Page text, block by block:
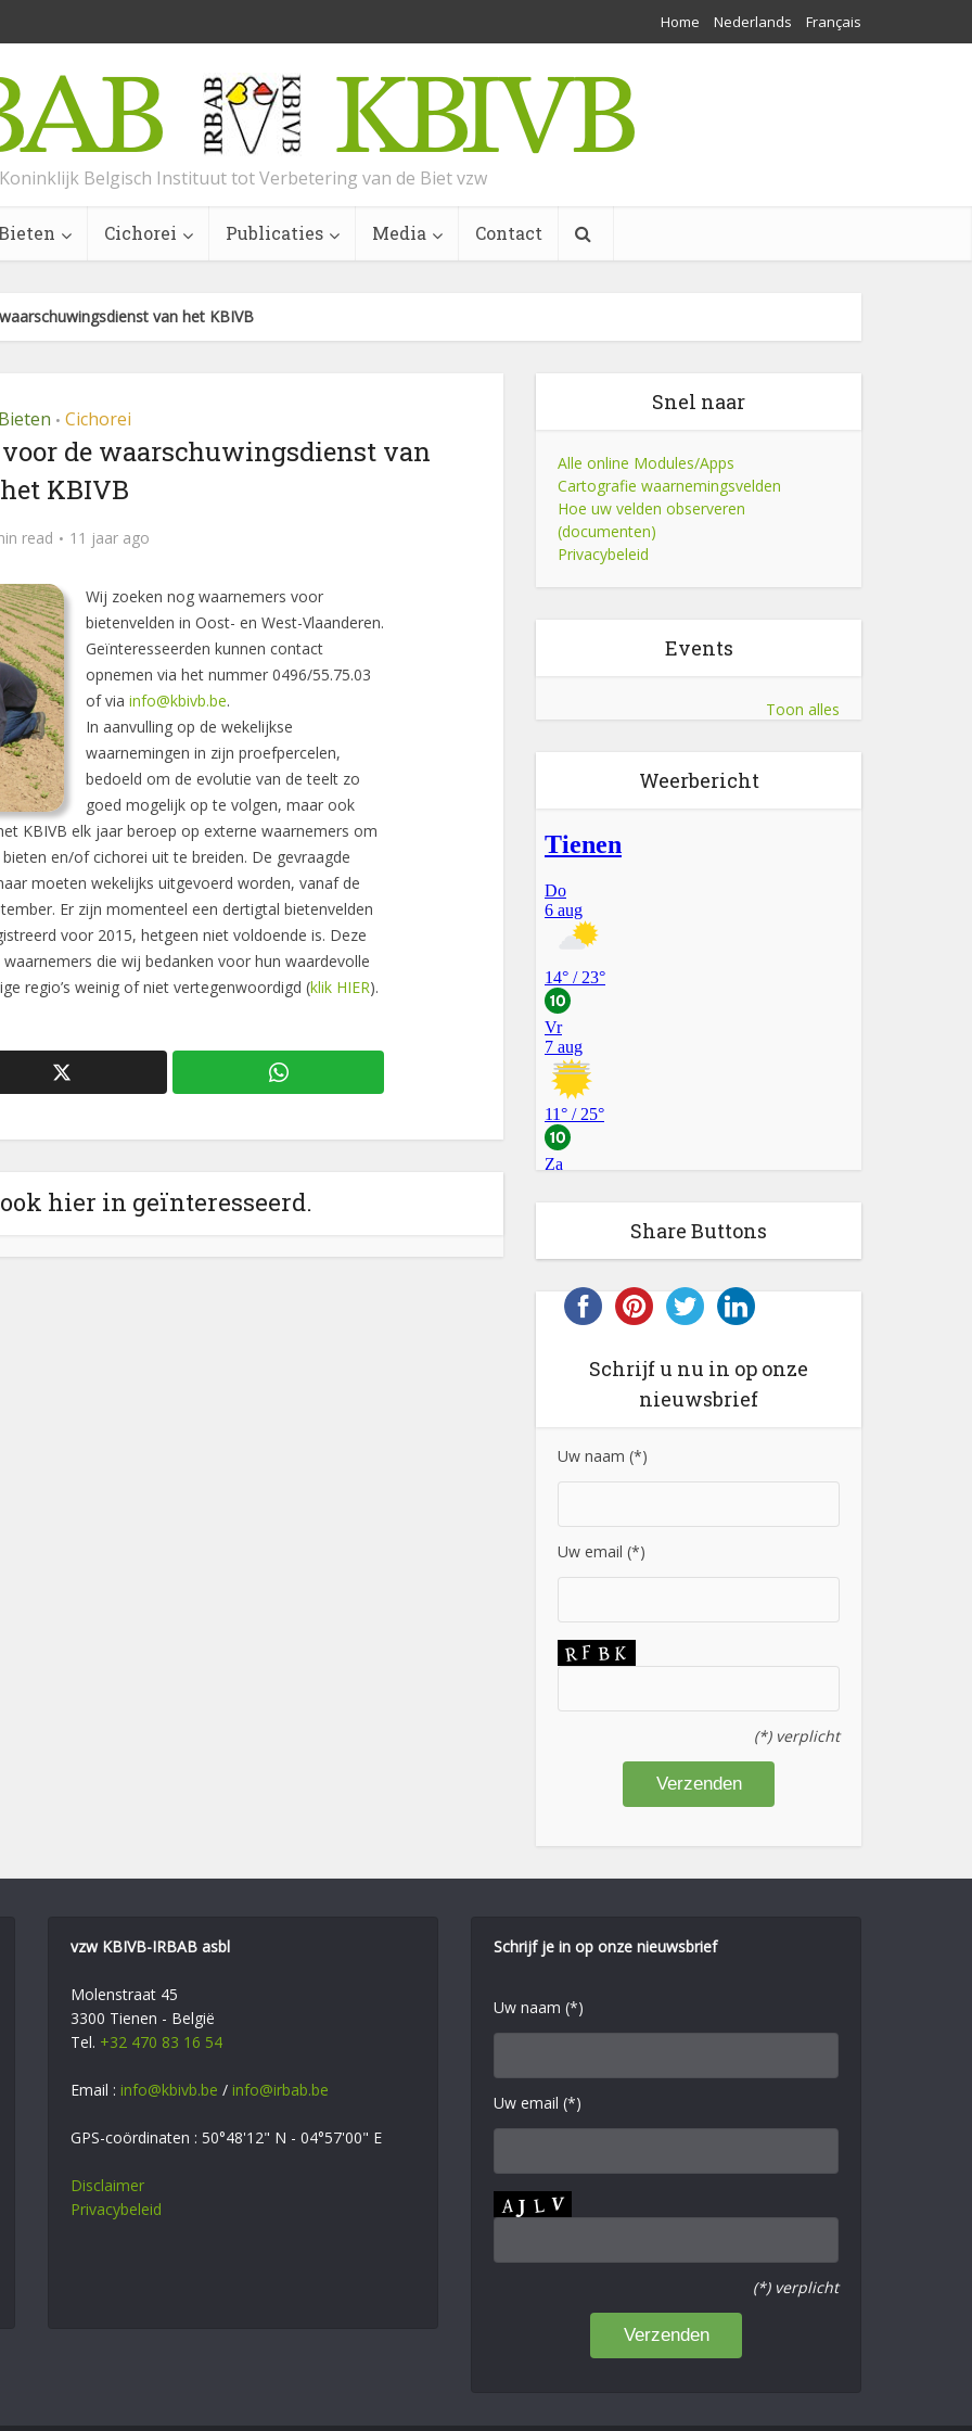
Home Nederlands Français
Koninklijk Belgisch Instituut tot Verbetering van de Biet vzw
Cichorei Publicaties Media Contact
van het KBIVB
Bieten • Cichorei
de waarschuwingsdienst van
het KBIVB
read 11 jaar ago
Wij zoeken nog waarnemers voor
bietenvelden in Oost- en West-Vlaanderen.
Geïnteresseerden kunnen contact
opnemen via het nummer 0496/55.75.03
of via info@kbivb.be.
In aanvulling op de wekelijkse
waarnemingen in zijn proefpercelen,
bedoeld om de evolutie van de teelt zo
goed mogelijk op te volgen, maar ook
KBIVB elk jaar beroep op externe waarnemers om
en/of cichorei uit te breiden. De gevraagde
moeten wekelijks uitgevoerd worden, vanaf de
Er zijn momenteel een dertigtal bietenvelden
voor 2015, hetgeen niet voldoende is. Deze
die wij bedanken voor hun waardevolle
regio’s weinig of niet vertegenwoordigd (klik HIER).
hier in geïnteresseerd.
Snel naar
Alle online Modules/Apps
Cartografie waarnemingsvelden
Hoe uw velden observeren
(documenten)
Privacybeleid
Events
Toon alles
Weerbericht
Share Buttons
Schrijf u nu in op onze
nieuwsbrief
Uw naam (*)
Uw email (*)
(*) verplicht
vzw KBIVB-IRBAB asbl
Molenstraat 45
3300 Tienen - België
Tel. +32 470 83 16 54
Email : info@kbivb.be / info@irbab.be
GPS-coördinaten : 50°48'12" N - 04°57'00" E
Disclaimer
Privacybeleid
Schrijf je in op onze nieuwsbrief
Uw naam (*)
Uw email (*)
(*) verplicht